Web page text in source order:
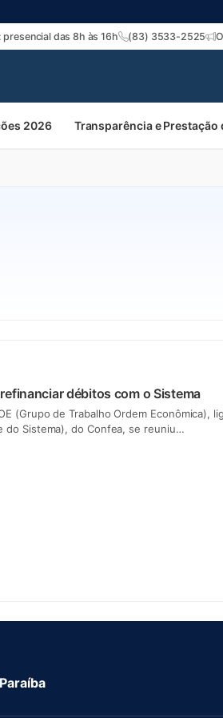
das 8h às 16h (83) 3533-2525
2026 Transparência e Prestação
débitos com o Sistema
(Grupo de Trabalho Ordem Econômica),
do Sistema), do Confea, se reuniu…